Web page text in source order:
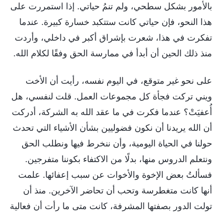
بالأمور بشكل سطحي، ولم تنمُ حياتي. إذا استمررت على
هذا النحو، فإن حياتي كانت ستتكبد خسارة كبيرة. عندما
تفكرت في هذا، شعرت بإشراق أكبر في داخلي، وأردت
منذ ذلك الحين أن أبدأ في ممارسة الحق وفقًا لكلام الله.
على نحو غير متوقع، في اليوم نفسه، رأيت أن الأخت
ويني تركت فجأة كل مجموعات العمل. قلت لنفسي، هل
أُعفيَتْ؟ عندما فكرت في ما عقد الله به الشركة، أدركت
أن الله يريدنا أن نكون فضوليين بشأن الأشياء التي تحدث
حولنا في الحياة اليومية، وأن ننخرط فيها ونطلب الحق
ونتعلم الدروس منها، بدلًا من الاكتفاء بكوننا متفرجين.
فسألتُ بعض الإخوة والأخوات عن سبب إعفائها. علمت
أنها كانت متغطرسة وتحب أن تحاضر الآخرين. منذ أن
تولت الدور بصفتها المشرفة، كانت متى ما رأت أن فعالية